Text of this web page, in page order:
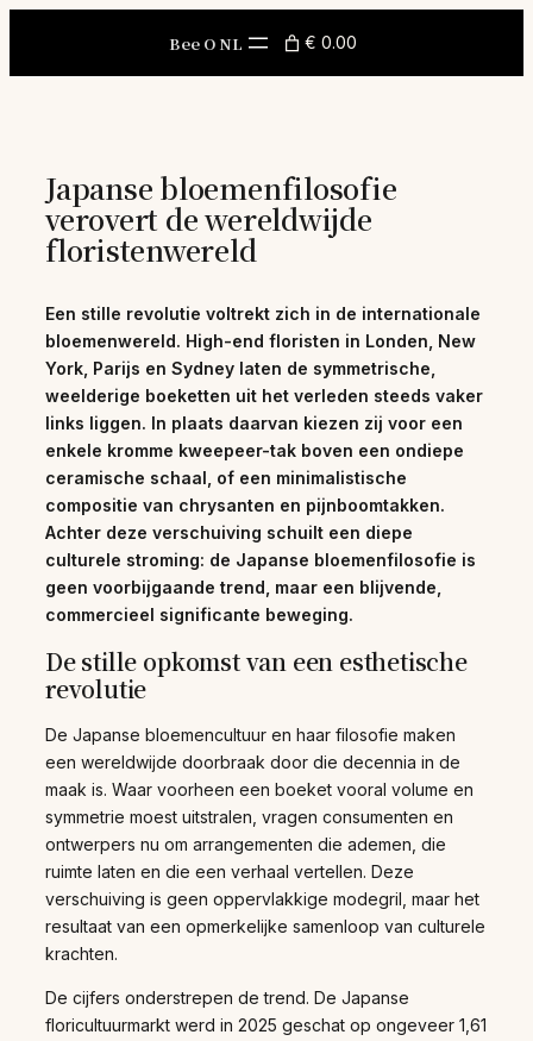
Bee O NL € 0.00
Japanse bloemenfilosofie
verovert de wereldwijde
floristenwereld
Een stille revolutie voltrekt zich in de internationale
bloemenwereld. High-end floristen in Londen, New
York, Parijs en Sydney laten de symmetrische,
weelderige boeketten uit het verleden steeds vaker
links liggen. In plaats daarvan kiezen zij voor een
enkele kromme kweepeer-tak boven een ondiepe
ceramische schaal, of een minimalistische
compositie van chrysanten en pijnboomtakken.
Achter deze verschuiving schuilt een diepe
culturele stroming: de Japanse bloemenfilosofie is
geen voorbijgaande trend, maar een blijvende,
commercieel significante beweging.
De stille opkomst van een esthetische
revolutie
De Japanse bloemencultuur en haar filosofie maken
een wereldwijde doorbraak door die decennia in de
maak is. Waar voorheen een boeket vooral volume en
symmetrie moest uitstralen, vragen consumenten en
ontwerpers nu om arrangementen die ademen, die
ruimte laten en die een verhaal vertellen. Deze
verschuiving is geen oppervlakkige modegril, maar het
resultaat van een opmerkelijke samenloop van culturele
krachten.
De cijfers onderstrepen de trend. De Japanse
floricultuurmarkt werd in 2025 geschat op ongeveer 1,61